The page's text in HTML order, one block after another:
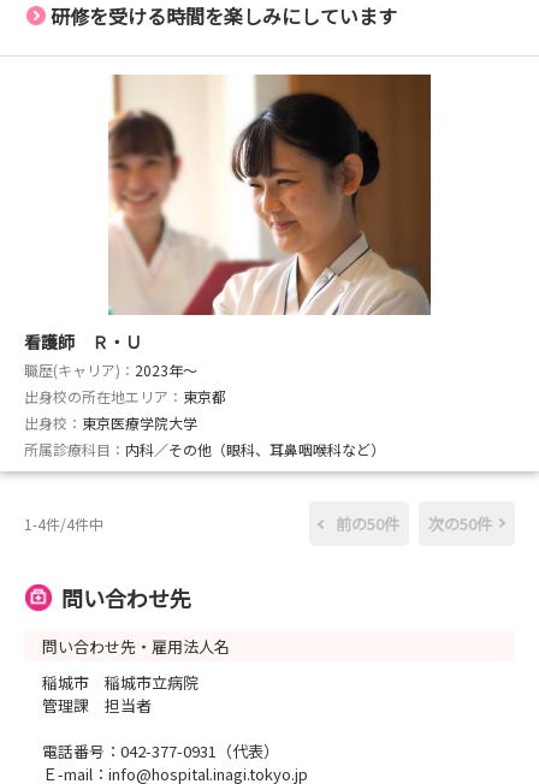
研修を受ける時間を楽しみにしています
看護師 Ｒ・Ｕ
職歴(キャリア)： 2023年〜
出身校の所在地エリア： 東京都
出身校： 東京医療学院大学
所属診療科目： 内科／その他（眼科、耳鼻咽喉科など）
1-4件/4件中 前の50件 次の50件
問い合わせ先
問い合わせ先・雇用法人名
稲城市 稲城市立病院
管理課 担当者
電話番号：042-377-0931（代表）
Ｅ-mail：info@hospital.inagi.tokyo.jp